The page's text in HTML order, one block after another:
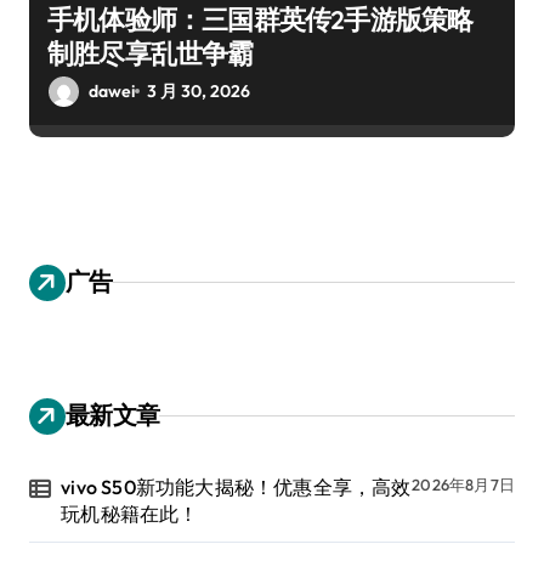
手机体验师：三国群英传2手游版策略
制胜尽享乱世争霸
dawei 3 月 30, 2026
广告
最新文章
vivo S50新功能大揭秘！优惠全享，高效
玩机秘籍在此！
2026年8月7日